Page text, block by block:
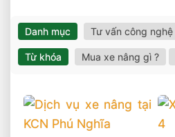
Danh mục Tư vấn công nghệ
Từ khóa Mua xe nâng gì ?